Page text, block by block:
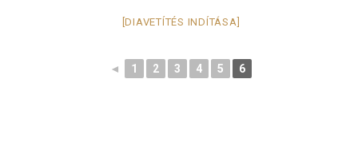
[DIAVETÍTÉS INDÍTÁSA]
◄ 1 2 3 4 5 6